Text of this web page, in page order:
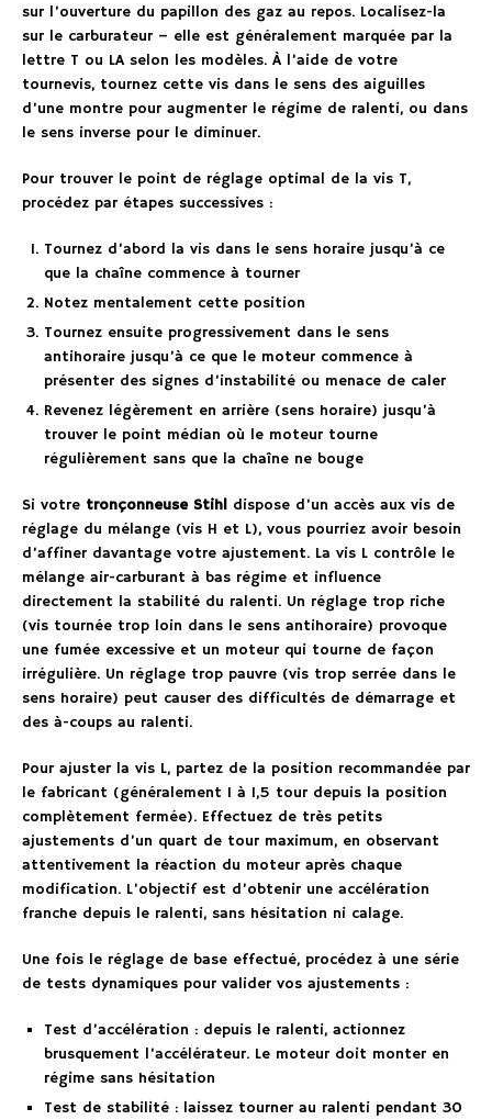
sur l’ouverture du papillon des gaz au repos. Localisez-la
sur le carburateur – elle est généralement marquée par la
lettre T ou LA selon les modèles. À l’aide de votre
tournevis, tournez cette vis dans le sens des aiguilles
d’une montre pour augmenter le régime de ralenti, ou dans
le sens inverse pour le diminuer.
Pour trouver le point de réglage optimal de la vis T,
procédez par étapes successives :
Tournez d’abord la vis dans le sens horaire jusqu’à ce
que la chaîne commence à tourner
Notez mentalement cette position
Tournez ensuite progressivement dans le sens
antihoraire jusqu’à ce que le moteur commence à
présenter des signes d’instabilité ou menace de caler
Revenez légèrement en arrière (sens horaire) jusqu’à
trouver le point médian où le moteur tourne
régulièrement sans que la chaîne ne bouge
Si votre tronçonneuse Stihl dispose d’un accès aux vis de
réglage du mélange (vis H et L), vous pourriez avoir besoin
d’affiner davantage votre ajustement. La vis L contrôle le
mélange air-carburant à bas régime et influence
directement la stabilité du ralenti. Un réglage trop riche
(vis tournée trop loin dans le sens antihoraire) provoque
une fumée excessive et un moteur qui tourne de façon
irrégulière. Un réglage trop pauvre (vis trop serrée dans le
sens horaire) peut causer des difficultés de démarrage et
des à-coups au ralenti.
Pour ajuster la vis L, partez de la position recommandée par
le fabricant (généralement 1 à 1,5 tour depuis la position
complètement fermée). Effectuez de très petits
ajustements d’un quart de tour maximum, en observant
attentivement la réaction du moteur après chaque
modification. L’objectif est d’obtenir une accélération
franche depuis le ralenti, sans hésitation ni calage.
Une fois le réglage de base effectué, procédez à une série
de tests dynamiques pour valider vos ajustements :
Test d’accélération : depuis le ralenti, actionnez
brusquement l’accélérateur. Le moteur doit monter en
régime sans hésitation
Test de stabilité : laissez tourner au ralenti pendant 30